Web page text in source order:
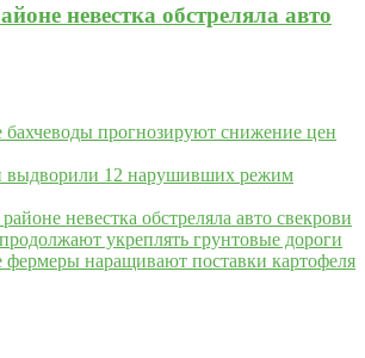
невестка обстреляла авто
бахчеводы прогнозируют снижение цен
выдворили 12 нарушивших режим
невестка обстреляла авто свекрови
укреплять грунтовые дороги
фермеры наращивают поставки картофеля